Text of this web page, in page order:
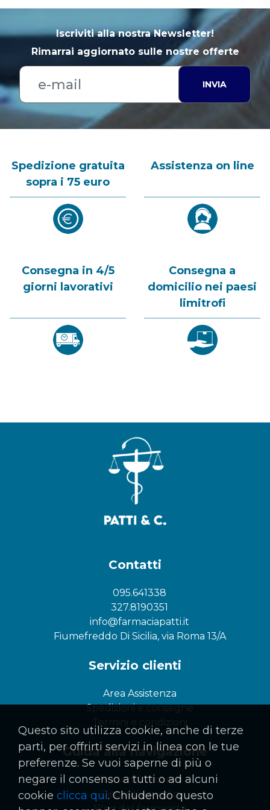
Iscriviti alla nostra Newsletter!
Rimarrai aggiornato sulle nostre offerte
INVIA
Spedizione gratuita
sopra i 75 euro
Assistenza on line
Consegna in 4/5
giorni lavorativi
Consegna a
domicilio nei paesi
limitrofi
Contatti
095.641338
327.8190351
info@farmaciapatti.it
Fiumefreddo Di Sicilia, via Roma 13/A
Servizio clienti
Area Assistenza
Spedizioni e consegne
Termini e condizioni
Guida alla navigazione
Prodotti in sconto
Dispositivi medici
Questo sito utilizza cookie, anche di terze
parti, per offrirti servizi in linea con le tue
preferenze. Se vuoi saperne di più o
negare il consenso a tutti o ad alcuni
cookie clicca qui. Chiudendo questo